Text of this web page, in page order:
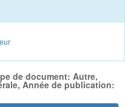
de document: Autre,
Année de publication: